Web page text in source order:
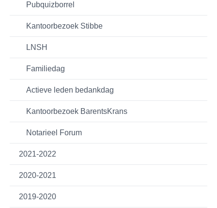
Pubquizborrel
Kantoorbezoek Stibbe
LNSH
Familiedag
Actieve leden bedankdag
Kantoorbezoek BarentsKrans
Notarieel Forum
2021-2022
2020-2021
2019-2020